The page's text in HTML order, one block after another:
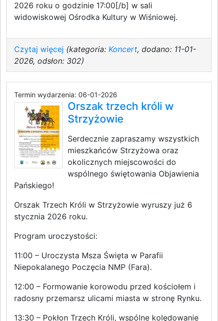
2026 roku o godzinie 17:00[/b] w sali
widowiskowej Ośrodka Kultury w Wiśniowej.
Czytaj więcej (kategoria: Koncert, dodano: 11-01-
2026, odsłon: 302)
Termin wydarzenia: 06-01-2026
Orszak trzech króli w
Strzyżowie
Serdecznie zapraszamy wszystkich
mieszkańców Strzyżowa oraz
okolicznych miejscowości do
wspólnego świętowania Objawienia
Pańskiego!
Orszak Trzech Króli w Strzyżowie wyruszy już 6
stycznia 2026 roku.
Program uroczystości:
11:00 – Uroczysta Msza Święta w Parafii
Niepokalanego Poczęcia NMP (Fara).
12:00 – Formowanie korowodu przed kościołem i
radosny przemarsz ulicami miasta w stronę Rynku.
13:30 – Pokłon Trzech Króli, wspólne kolędowanie